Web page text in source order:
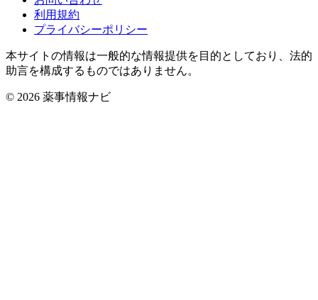
利用規約
プライバシーポリシー
本サイトの情報は一般的な情報提供を目的としており、法的
助言を構成するものではありません。
© 2026 薬事情報ナビ